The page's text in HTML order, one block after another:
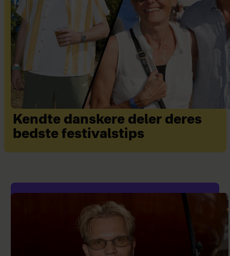
Kendte danskere deler deres
bedste festivalstips